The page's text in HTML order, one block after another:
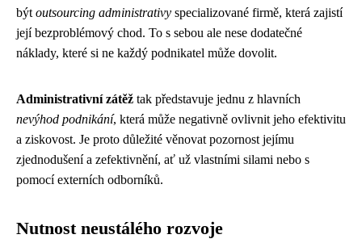
být outsourcing administrativy specializované firmě, která zajistí
její bezproblémový chod. To s sebou ale nese dodatečné
náklady, které si ne každý podnikatel může dovolit.
Administrativní zátěž tak představuje jednu z hlavních
nevýhod podnikání, která může negativně ovlivnit jeho efektivitu
a ziskovost. Je proto důležité věnovat pozornost jejímu
zjednodušení a zefektivnění, ať už vlastními silami nebo s
pomocí externích odborníků.
Nutnost neustálého rozvoje